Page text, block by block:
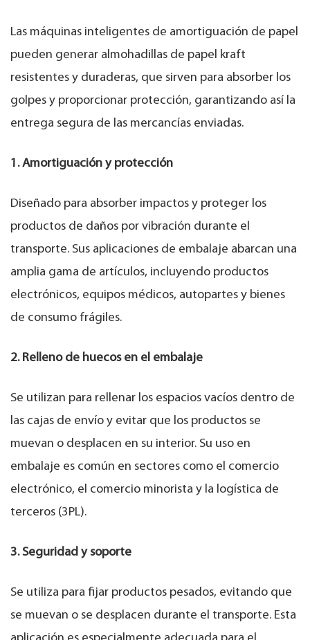
Las máquinas inteligentes de amortiguación de papel
pueden generar almohadillas de papel kraft
resistentes y duraderas, que sirven para absorber los
golpes y proporcionar protección, garantizando así la
entrega segura de las mercancías enviadas.
1. Amortiguación y protección
Diseñado para absorber impactos y proteger los
productos de daños por vibración durante el
transporte. Sus aplicaciones de embalaje abarcan una
amplia gama de artículos, incluyendo productos
electrónicos, equipos médicos, autopartes y bienes
de consumo frágiles.
2. Relleno de huecos en el embalaje
Se utilizan para rellenar los espacios vacíos dentro de
las cajas de envío y evitar que los productos se
muevan o desplacen en su interior. Su uso en
embalaje es común en sectores como el comercio
electrónico, el comercio minorista y la logística de
terceros (3PL).
3. Seguridad y soporte
Se utiliza para fijar productos pesados, evitando que
se muevan o se desplacen durante el transporte. Esta